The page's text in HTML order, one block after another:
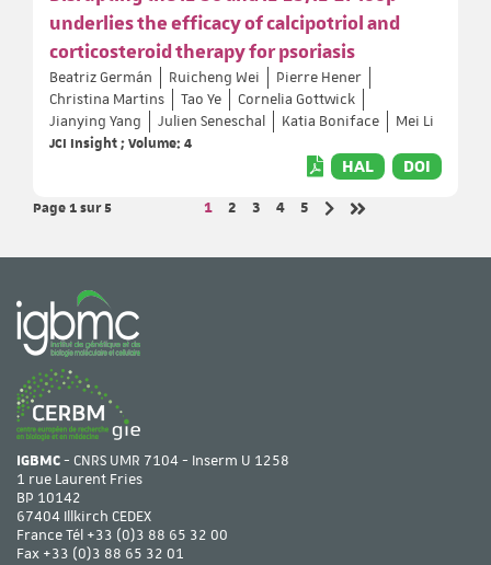
underlies the efficacy of calcipotriol and
corticosteroid therapy for psoriasis
Beatriz Germán Ruicheng Wei
Pierre Hener
Christina Martins
Tao Ye
Cornelia Gottwick
Jianying Yang
Julien Seneschal Katia Boniface
Mei Li
JCI Insight ; Volume: 4
HAL DOI
Page 1sur 5 Page
1 Page
2 Page
3 Page
4 Page
5
IGBMC- CNRS UMR 7104 - Inserm U 1258
1 rue Laurent Fries
BP 10142
67404 Illkirch CEDEX
France Tél +33 (0)3 88 65 32 00
Fax +33 (0)3 88 65 32 01